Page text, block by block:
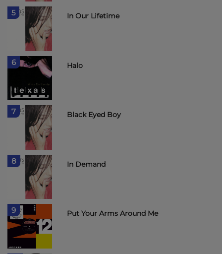
5 In Our Lifetime
6 Halo
7 Black Eyed Boy
8 In Demand
9 Put Your Arms Around Me